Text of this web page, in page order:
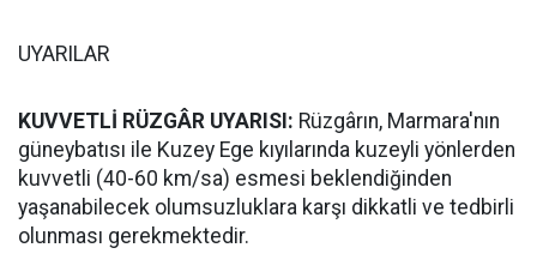
UYARILAR
KUVVETLİ RÜZGÂR UYARISI: Rüzgârın, Marmara'nın
güneybatısı ile Kuzey Ege kıyılarında kuzeyli yönlerden
kuvvetli (40-60 km/sa) esmesi beklendiğinden
yaşanabilecek olumsuzluklara karşı dikkatli ve tedbirli
olunması gerekmektedir.